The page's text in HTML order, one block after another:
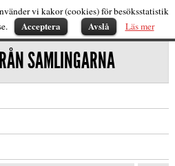
SAMLINGARNA
vi kakor (cookies) för besöksstatistik
Acceptera Avslå Läs mer